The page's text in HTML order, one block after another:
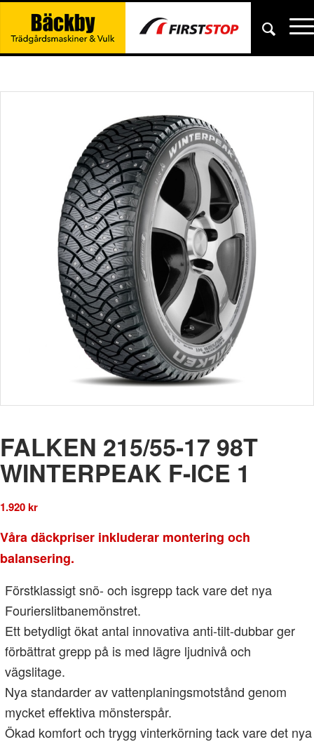
FALKEN 215/55-17 98T
WINTERPEAK F-ICE 1
1.920kr
Våra däckpriser inkluderar montering och
balansering.
Förstklassigt snö- och isgrepp tack vare det nya
Fourierslitbanemönstret.
Ett betydligt ökat antal innovativa anti-tilt-dubbar ger
förbättrat grepp på is med lägre ljudnivå och
vägslitage.
Nya standarder av vattenplaningsmotstånd genom
mycket effektiva mönsterspår.
Ökad komfort och trygg vinterkörning tack vare det nya